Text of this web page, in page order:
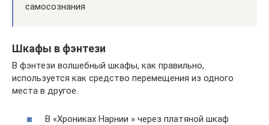
самосознания
Шкафы в фэнтези
В фэнтези волшебный шкафы, как правильно,
используется как средство перемещения из одного
места в другое.
В «Хрониках Нарнии » через платяной шкаф